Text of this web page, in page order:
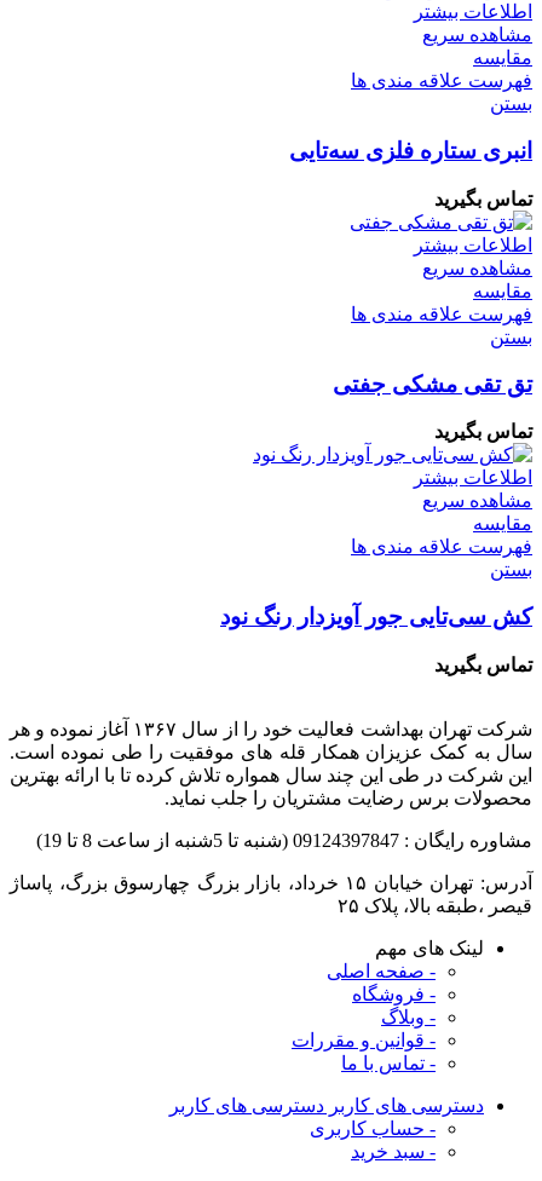
اطلاعات بیشتر
مشاهده سریع
مقایسه
فهرست علاقه مندی ها
بستن
انبری ستاره فلزی سه‌تایی
تماس بگیرید
اطلاعات بیشتر
مشاهده سریع
مقایسه
فهرست علاقه مندی ها
بستن
تق تقی مشکی جفتی
تماس بگیرید
اطلاعات بیشتر
مشاهده سریع
مقایسه
فهرست علاقه مندی ها
بستن
کش سی‌تایی جور آویزدار رنگ نود
تماس بگیرید
شرکت تهران بهداشت فعالیت خود را از سال ۱۳۶۷ آغاز نموده و هر
سال به کمک عزیزان همکار قله های موفقیت را طی نموده است.
این شرکت در طی این چند سال همواره تلاش کرده تا با ارائه بهترین
محصولات برس رضایت مشتریان را جلب نماید.
مشاوره رایگان : 09124397847 (شنبه تا 5شنبه از ساعت 8 تا 19)
قیصر ،طبقه بالا، پلاک ۲۵
لینک های مهم
- صفحه اصلی
- فروشگاه
- وبلاگ
- قوانین و مقررات
- تماس با ما
دسترسی های کاربر دسترسی های کاربر
- حساب کاربری
- سبد خرید